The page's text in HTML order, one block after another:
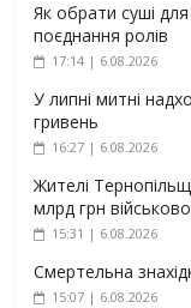
Як обрати суші
поєднання ролів
17:14 | 6.08.2026
У липні митні
гривень
16:27 | 6.08.2026
Жителі
млрд грн
15:31 | 6.08.2026
Смертельна
15:07 | 6.08.2026